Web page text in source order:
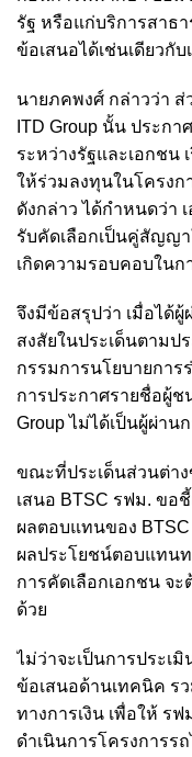
รัฐ หรือแก่บริการสาธ
ข้อเสนอได้เช่นเดียวกั
นายภคพงศ์ กล่าวว่า
ITD Group นั้น ประก
ระหว่างรัฐและเอกชน
ให้ร่วมลงทุนในโครงก
ดังกล่าว ได้กำหนดว่า
รับคัดเลือกเป็นคู่สัญญ
เกิดความรอบคอบใน
จึงมีข้อสรุปว่า เมื่อได้
สงสัยในประเด็นตามป
กรรมการนโยบายการ
การประกาศรายชื่อผู้ช
Group ไม่ได้เป็นผู้ผ่าน
ขณะที่ประเด็นส่วนต่าง
เสนอ BTSC รฟม. ขอ
ผลตอบแทนของ
ผลประโยชน์ตอบแทน
การคัดเลือกเอกชน จ
ด้วย
ไม่ว่าจะเป็นการประเ
ข้อเสนอด้านเทคนิค ร
ทางการเงิน เพื่อให้ ร
ดำเนินการโครงการร